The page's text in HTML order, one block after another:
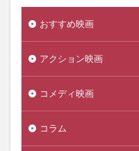
おすすめ映画
アクション映画
コメディ映画
コラム